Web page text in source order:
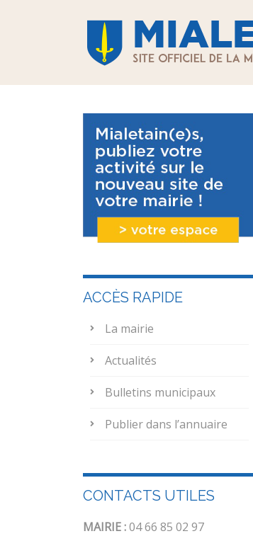
ACCÈS RAPIDE
La mairie
Actualités
Bulletins municipaux
Publier dans l’annuaire
CONTACTS UTILES
MAIRIE :04 66 85 02 97